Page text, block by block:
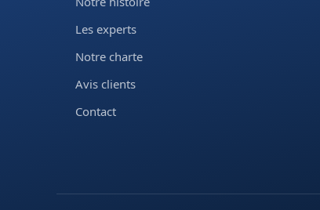
Les experts
Notre charte
Avis clients
Contact